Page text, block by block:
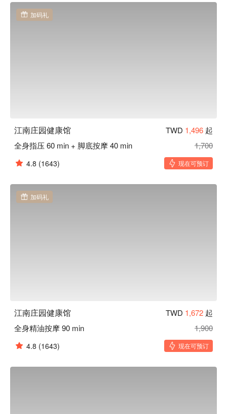
加码礼
江南庄园健康馆 TWD 1,496 起
全身指压 60 min + 脚底按摩 40 min
1,700
4.8 (1643) 现在可预订
加码礼
江南庄园健康馆 TWD 1,672 起
全身精油按摩 90 min
1,900
4.8 (1643) 现在可预订